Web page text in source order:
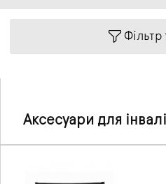
Фільтр
Аксесуари для